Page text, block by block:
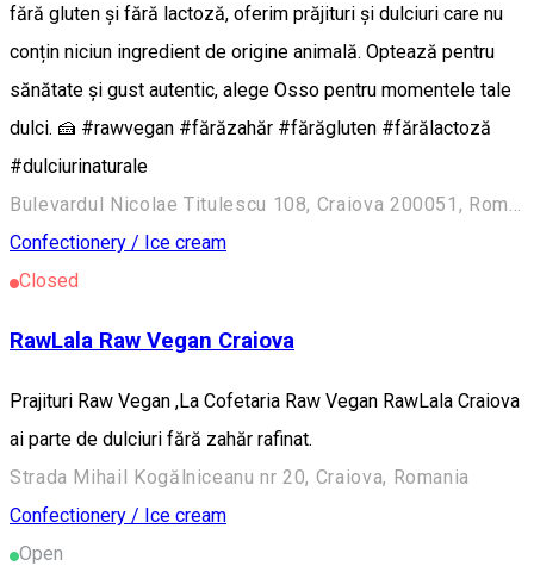
fără gluten și fără lactoză, oferim prăjituri și dulciuri care nu
conțin niciun ingredient de origine animală. Optează pentru
sănătate și gust autentic, alege Osso pentru momentele tale
dulci. 🍰 #rawvegan #fărăzahăr #fărăgluten #fărălactoză
#dulciurinaturale
Confectionery / Ice cream
Closed
RawLala Raw Vegan Craiova
Prajituri Raw Vegan ,La Cofetaria Raw Vegan RawLala Craiova
ai parte de dulciuri fără zahăr rafinat.
Strada Mihail Kogălniceanu nr 20, Craiova, Romania
Confectionery / Ice cream
Open